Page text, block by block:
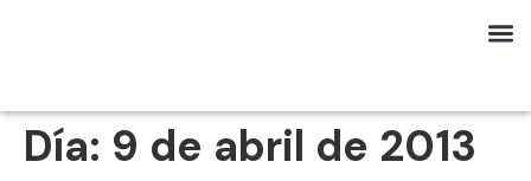
Día: 9 de abril de 2013